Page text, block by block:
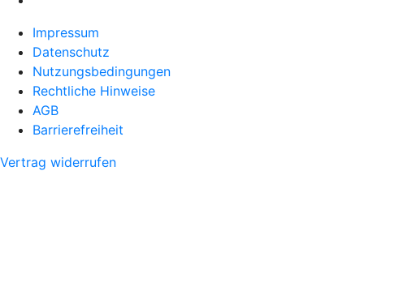
Impressum
Datenschutz
Nutzungsbedingungen
Rechtliche Hinweise
AGB
Barrierefreiheit
Vertrag widerrufen